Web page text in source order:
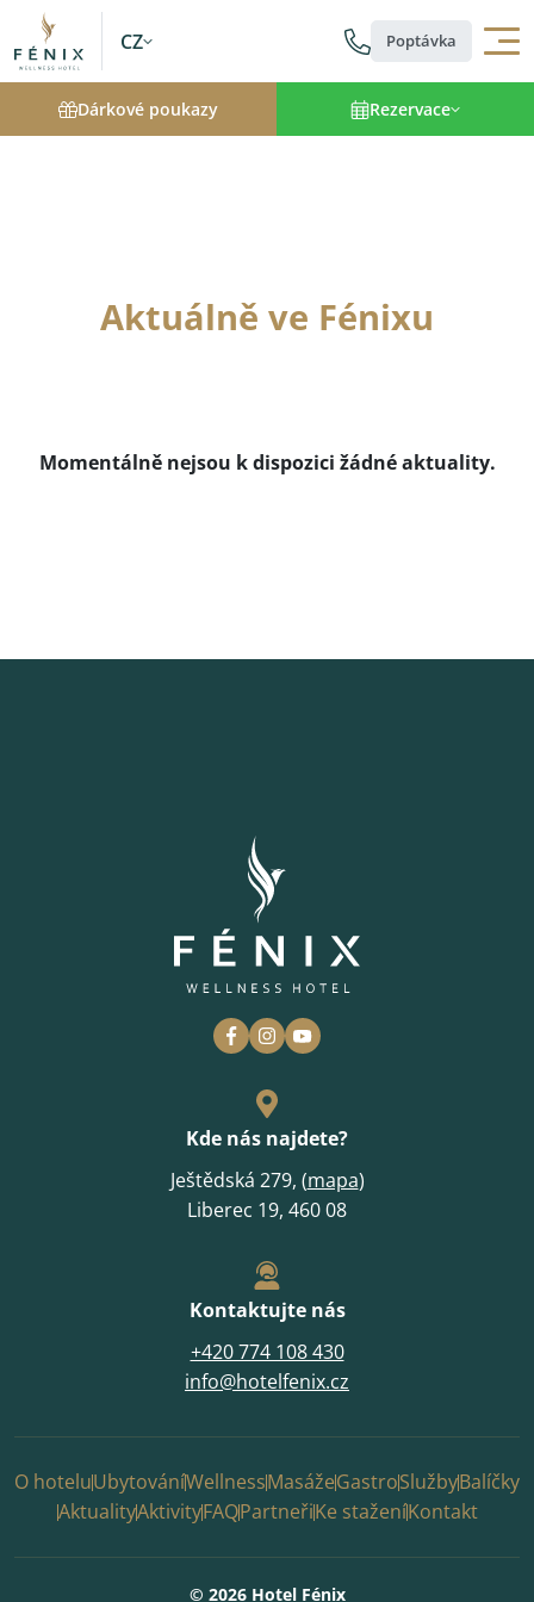
CZ Poptávka
Dárkové poukazy Rezervace
Aktuálně ve Fénixu
Momentálně nejsou k dispozici žádné aktuality.
Kde nás najdete?
Ještědská 279, (mapa)
Liberec 19, 460 08
Kontaktujte nás
+420 774 108 430
info@hotelfenix.cz
O hoteluUbytováníWellnessMasážeGastroSlužbyBalíčky
AktualityAktivityFAQPartneřiKe staženíKontakt
© 2026 Hotel Fénix